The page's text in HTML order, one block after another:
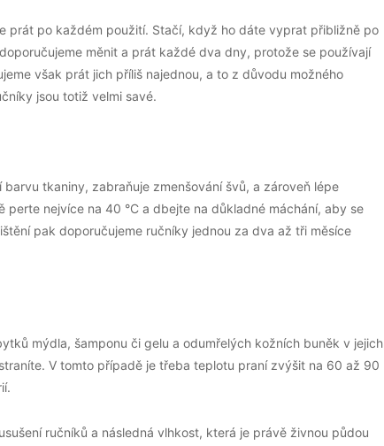
prát po každém použití. Stačí, když ho dáte vyprat přibližně po
měnit a prát každé dva dny, protože se používají
však prát jich příliš najednou, a to z důvodu možného
jsou totiž velmi savé.
tkaniny, zabraňuje zmenšování švů, a zároveň lépe
nejvíce na 40 °C a dbejte na důkladné máchání, aby se
pak doporučujeme ručníky jednou za dva až tři měsíce
mýdla, šamponu či gelu a odumřelých kožních buněk v jejich
V tomto případě je třeba teplotu praní zvýšit na 60 až 90
ručníků a následná vlhkost, která je právě živnou půdou